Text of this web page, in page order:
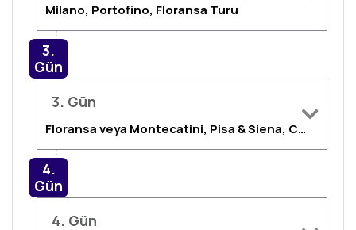
Milano, Portofino, Floransa Turu
3.
Gün
3. Gün
Floransa veya Montecatini, Pisa & Siena, Castel Gandolfo & Nemi Köyü & Albano Gölü, Roma
4.
Gün
4. Gün